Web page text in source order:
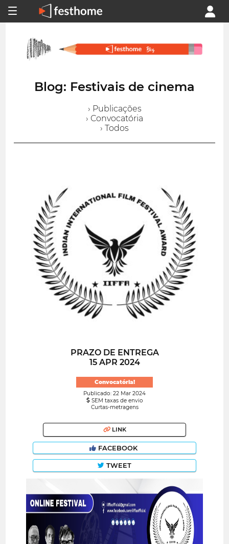
Blog: Festivais de cinema
› Publicações
› Convocatória
› Todos
PRAZO DE ENTREGA
15 APR 2024
Convocatória!
Publicado: 22 Mar 2024
SEM taxas de envio
Curtas-metragens
LINK
FACEBOOK
TWEET